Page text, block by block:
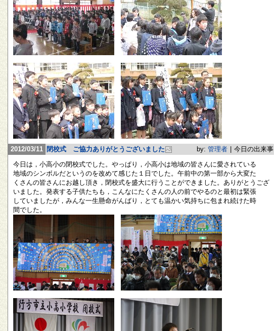
2012/03/11 閉校式 ご協力ありがとうございました by: 管理者
今日の出来事
今日は，小高小の閉校式でした。やっぱり，小高小は地域の皆さんに愛されている
地域のシンボルだというのを改めて感じた１日でした。午前中の第一部から大変た
くさんの皆さんにお越し頂き，閉校式を盛大に行うことができました。ありがとうござ
いました。発表する子供たちも，こんなにたくさんの人の前でやるのと最初は緊張
していましたが，みんな一生懸命がんばり，とても温かい気持ちに包まれ続けた時
間でした。